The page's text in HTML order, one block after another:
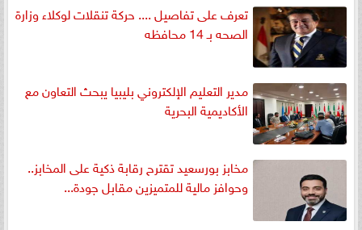
تعرف على تفاصيل .... حركة تنقلات لوكلاء وزارة
الصحه بـ 14 محافظه
مدير التعليم الإلكتروني بليبيا يبحث التعاون مع
الأكاديمية البحرية
مخابز بورسعيد تقترح رقابة ذكية على المخابز..
وحوافز مالية للمتميزين مقابل جودة...